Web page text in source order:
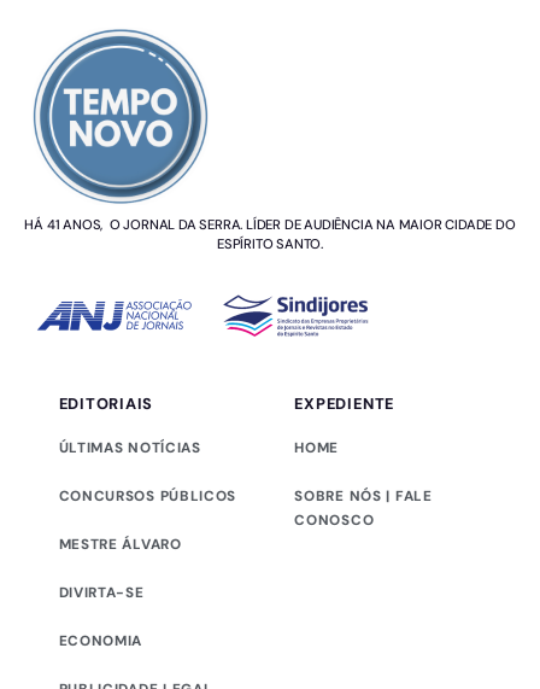
HÁ 41 ANOS, O JORNAL DA SERRA. LÍDER DE AUDIÊNCIA NA MAIOR CIDADE DO
ESPÍRITO SANTO.
EDITORIAIS
ÚLTIMAS NOTÍCIAS
CONCURSOS PÚBLICOS
MESTRE ÁLVARO
DIVIRTA-SE
ECONOMIA
EXPEDIENTE
HOME
SOBRE NÓS | FALE
CONOSCO